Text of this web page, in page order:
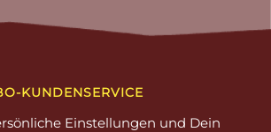
KUNDENSERVICE
Einstellungen und Dein